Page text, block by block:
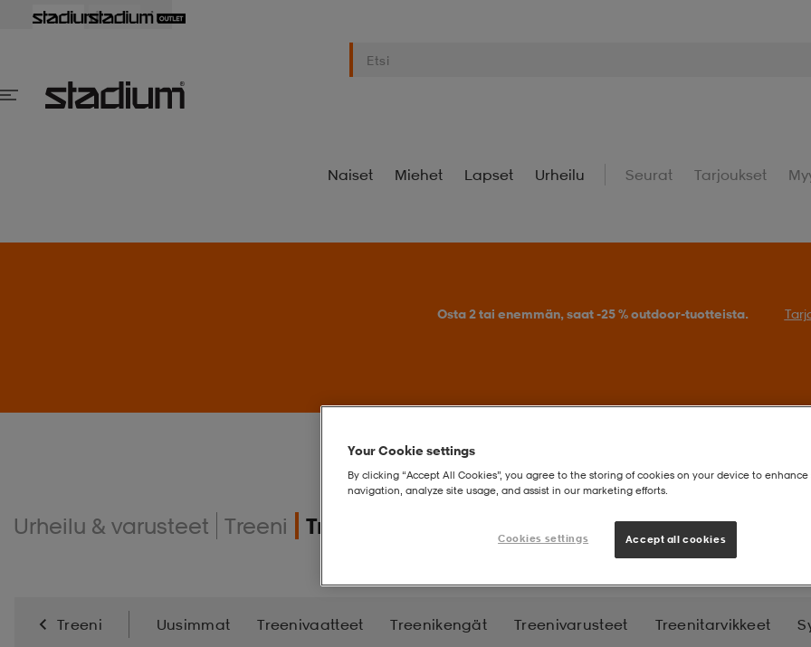
Naiset Miehet Lapset Urheilu Seurat Tarjoukset
Superdeals – Löydä valikoidut suosikit huippuedulliseen hintaan.
Urheilu & varusteet Treeni Treenivaatteet
Treeni Uusimmat Treenivaatteet Treenikengät Treenivarusteet Treenitarvikkeet
Your Cookie settings
By clicking “Accept All Cookies”, you agree to the storing of cookies on your device to enhance
navigation, analyze site usage, and assist in our marketing efforts.
Cookies settings Accept all cookies